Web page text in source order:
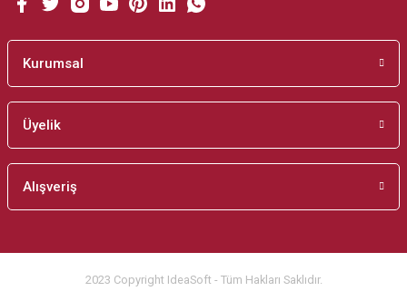
Kurumsal
Üyelik
Alışveriş
2023 Copyright IdeaSoft - Tüm Hakları Saklıdır.